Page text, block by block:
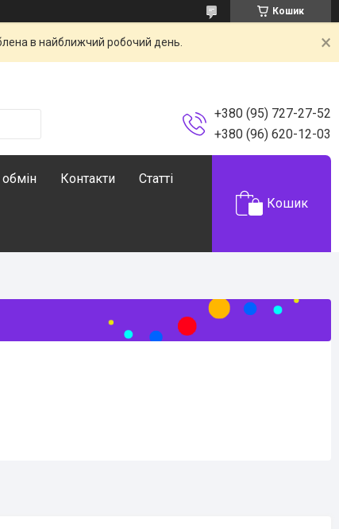
Кошик
в найближчий робочий день.
+380 (95) 727-27-52
+380 (96) 620-12-03
Контакти Статті
Кошик